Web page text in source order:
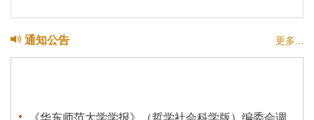
通知公告 更多...
《华东师范大学学报》（哲学社会科学版）编委会调